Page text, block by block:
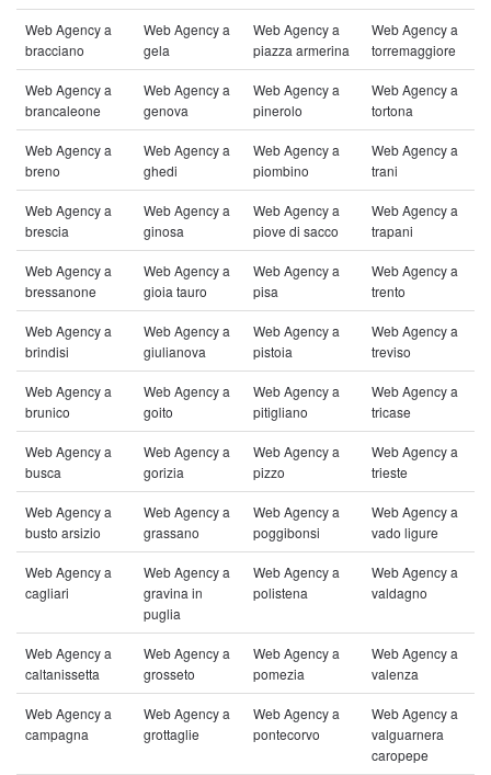
Web Agency a
bracciano
Web Agency a
gela
Web Agency a
piazza armerina
Web Agency a
torremaggiore
Web Agency a
brancaleone
Web Agency a
genova
Web Agency a
pinerolo
Web Agency a
tortona
Web Agency a
breno
Web Agency a
ghedi
Web Agency a
piombino
Web Agency a
trani
Web Agency a
brescia
Web Agency a
ginosa
Web Agency a
piove di sacco
Web Agency a
trapani
Web Agency a
bressanone
Web Agency a
gioia tauro
Web Agency a
pisa
Web Agency a
trento
Web Agency a
brindisi
Web Agency a
giulianova
Web Agency a
pistoia
Web Agency a
treviso
Web Agency a
brunico
Web Agency a
goito
Web Agency a
pitigliano
Web Agency a
tricase
Web Agency a
busca
Web Agency a
gorizia
Web Agency a
pizzo
Web Agency a
trieste
Web Agency a
busto arsizio
Web Agency a
grassano
Web Agency a
poggibonsi
Web Agency a
vado ligure
Web Agency a
cagliari
Web Agency a
gravina in
puglia
Web Agency a
polistena
Web Agency a
valdagno
Web Agency a
caltanissetta
Web Agency a
grosseto
Web Agency a
pomezia
Web Agency a
valenza
Web Agency a
campagna
Web Agency a
grottaglie
Web Agency a
pontecorvo
Web Agency a
valguarnera
caropepe